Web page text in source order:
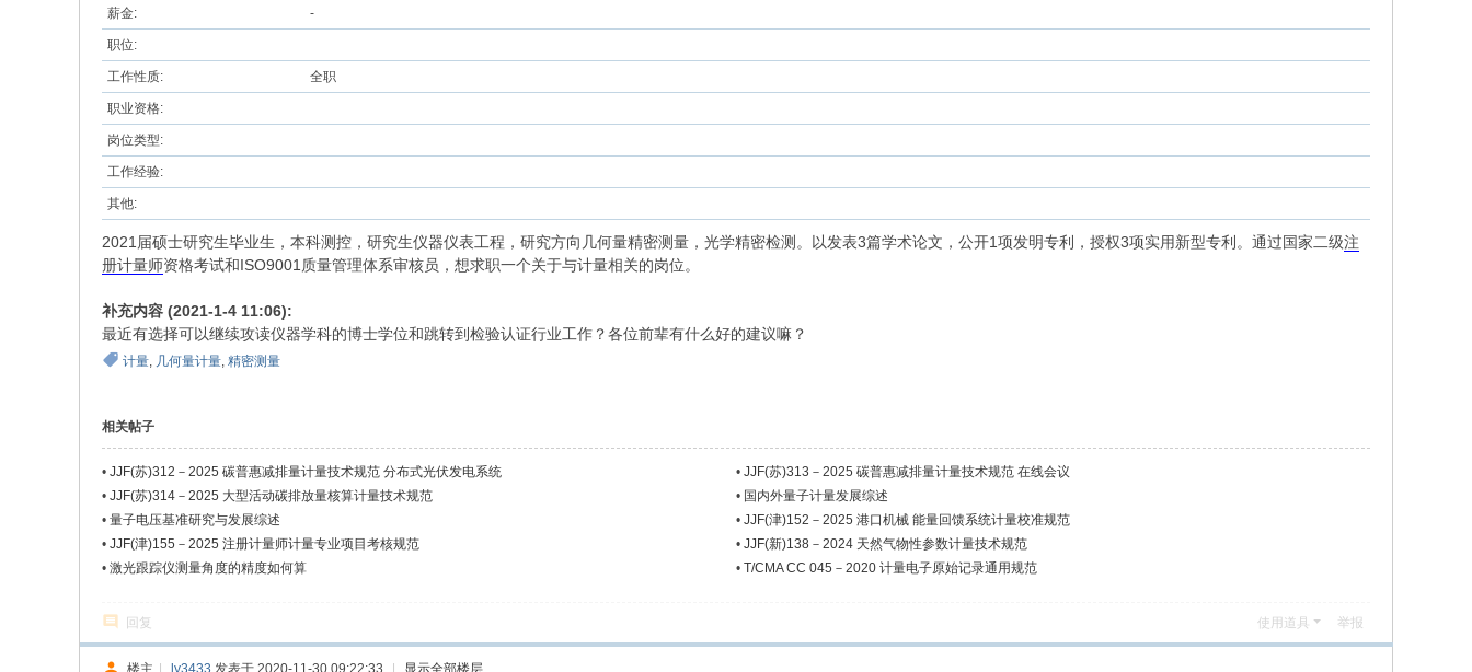
薪金: -
职位:
工作性质: 全职
职业资格:
岗位类型:
工作经验:
其他:
2021届硕士研究生毕业生，本科测控，研究生仪器仪表工程，研究方向几何量精密测量，光学精密检测。以发表3篇学术论文，公开1项发明专利，授权3项实用新型专利。通过国家二级注
册计量师资格考试和ISO9001质量管理体系审核员，想求职一个关于与计量相关的岗位。
补充内容 (2021-1-4 11:06):
最近有选择可以继续攻读仪器学科的博士学位和跳转到检验认证行业工作？各位前辈有什么好的建议嘛？
计量, 几何量计量, 精密测量
相关帖子
• JJF(苏)312－2025 碳普惠减排量计量技术规范 分布式光伏发电系统 • JJF(苏)313－2025 碳普惠减排量计量技术规范 在线会议
• JJF(苏)314－2025 大型活动碳排放量核算计量技术规范 • 国内外量子计量发展综述
• 量子电压基准研究与发展综述 • JJF(津)152－2025 港口机械 能量回馈系统计量校准规范
• JJF(津)155－2025 注册计量师计量专业项目考核规范 • JJF(新)138－2024 天然气物性参数计量技术规范
• 激光跟踪仪测量角度的精度如何算 • T/CMA CC 045－2020 计量电子原始记录通用规范
回复 使用道具 举报
楼主 | ly3433 发表于 2020-11-30 09:22:33 | 显示全部楼层